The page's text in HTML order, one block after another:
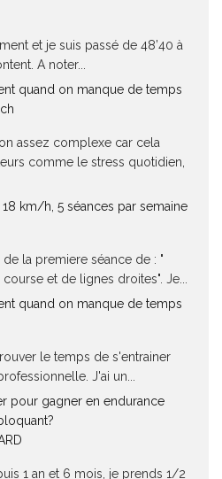
et je suis passé de 48’40 à
A noter...
quand on manque de temps
assez complexe car cela
comme le stress quotidien,
km/h, 5 séances par semaine
la premiere séance de : "
et de lignes droites". Je...
quand on manque de temps
le temps de s'entrainer
J'ai un...
pour gagner en endurance
1 an et 6 mois, je prends 1/2